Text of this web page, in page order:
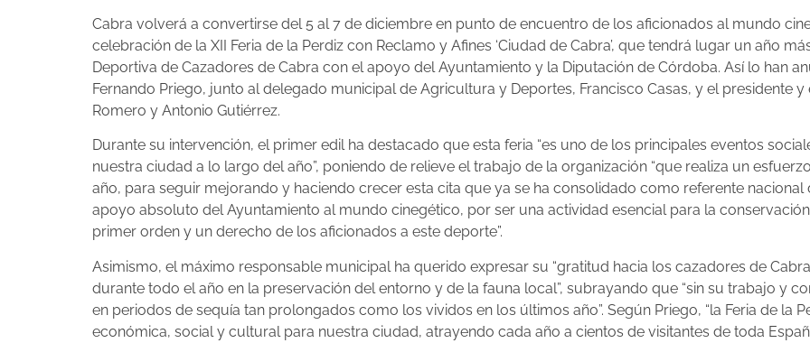
Cabra volverá a convertirse del 5 al 7 de diciembre en punto de encuentro de los aficionados al mundo
celebración de la XII Feria de la Perdiz con Reclamo y Afines ‘Ciudad de Cabra’, que tendrá lugar un año
Deportiva de Cazadores de Cabra con el apoyo del Ayuntamiento y la Diputación de Córdoba. Así lo han
Fernando Priego, junto al delegado municipal de Agricultura y Deportes, Francisco Casas, y el presidente
Romero y Antonio Gutiérrez.
Durante su intervención, el primer edil ha destacado que esta feria “es uno de los principales eventos
nuestra ciudad a lo largo del año”, poniendo de relieve el trabajo de la organización “que realiza un
año, para seguir mejorando y haciendo crecer esta cita que ya se ha consolidado como referente nacional
apoyo absoluto del Ayuntamiento al mundo cinegético, por ser una actividad esencial para la
primer orden y un derecho de los aficionados a este deporte”.
Asimismo, el máximo responsable municipal ha querido expresar su “gratitud hacia los cazadores de
durante todo el año en la preservación del entorno y de la fauna local”, subrayando que “sin su trabajo y
en periodos de sequía tan prolongados como los vividos en los últimos año”. Según Priego, “la Feria de la
económica, social y cultural para nuestra ciudad, atrayendo cada año a cientos de visitantes de toda